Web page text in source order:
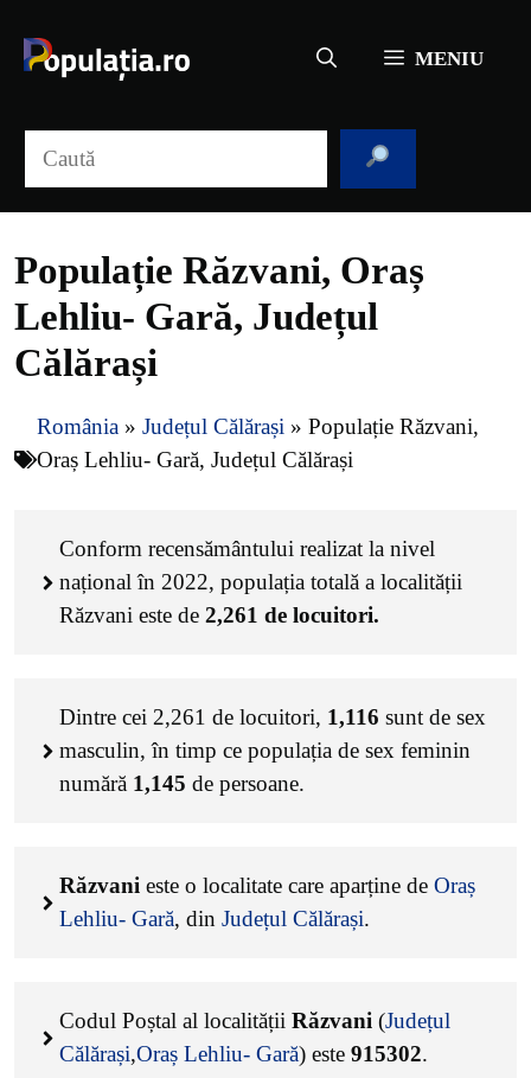
conținut
MENIU
Populație Răzvani, Oraș
Lehliu- Gară, Județul
Călărași
România » Județul Călărași » Populație Răzvani,
Oraș Lehliu- Gară, Județul Călărași
Conform recensământului realizat la nivel
național în 2022, populația totală a localității
Răzvani este de 2,261 de locuitori.
Dintre cei 2,261 de locuitori, 1,116 sunt de sex
masculin, în timp ce populația de sex feminin
numără 1,145 de persoane.
Răzvani este o localitate care aparține de Oraș
Lehliu- Gară, din Județul Călărași.
Codul Poștal al localității Răzvani (Județul
Călărași,Oraș Lehliu- Gară) este 915302.